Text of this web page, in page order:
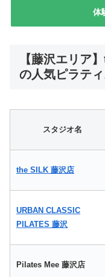
体
【藤沢エリア
の人気ピラテ
スタジオ名
the SILK 藤沢店
URBAN CLASSIC
PILATES 藤沢
Pilates Mee 藤沢店